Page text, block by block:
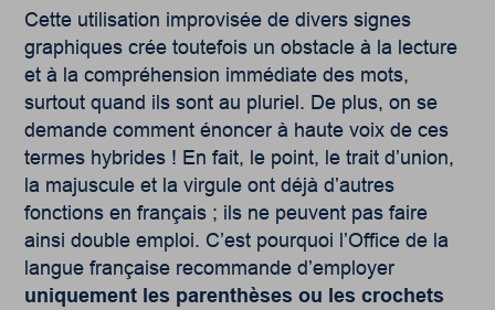
Cette utilisation improvisée de divers signes
graphiques crée toutefois un obstacle à la lecture
et à la compréhension immédiate des mots,
surtout quand ils sont au pluriel. De plus, on se
demande comment énoncer à haute voix de ces
termes hybrides ! En fait, le point, le trait d’union,
la majuscule et la virgule ont déjà d’autres
fonctions en français ; ils ne peuvent pas faire
ainsi double emploi. C’est pourquoi l’Office de la
langue française recommande d’employer
uniquement les parenthèses ou les crochets